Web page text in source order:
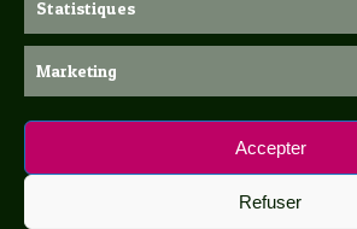
Statistiques
Marketing
Accepter
Refuser